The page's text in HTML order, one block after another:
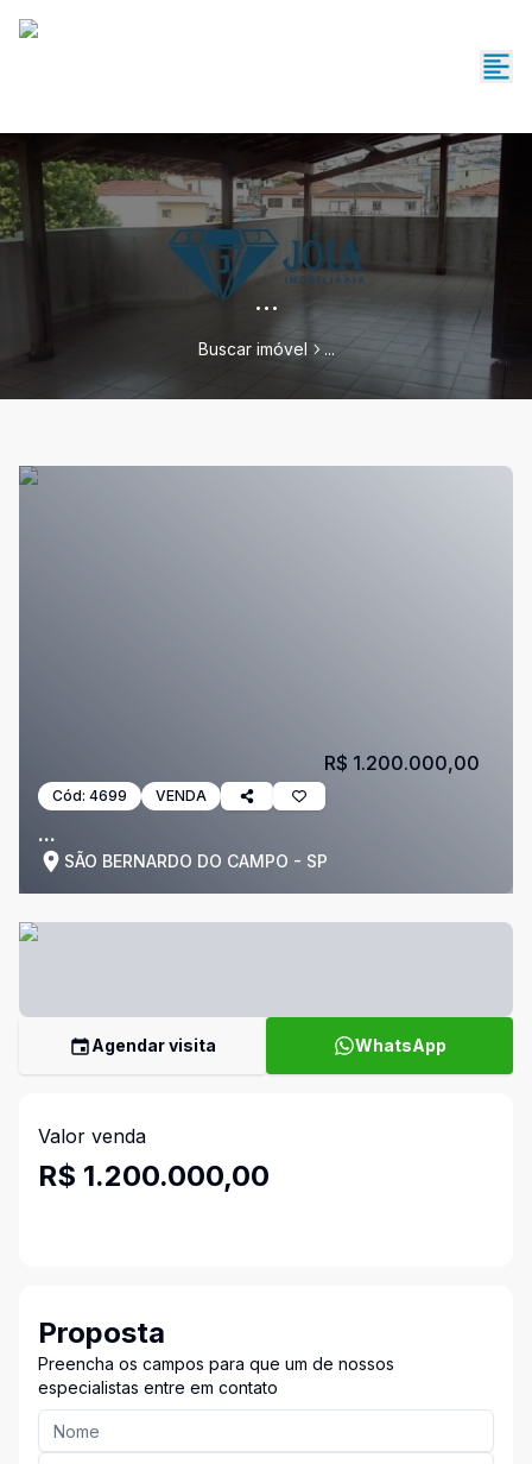
...
Buscar imóvel ...
Cód: 4699 VENDA
...
SÃO BERNARDO DO CAMPO - SP
R$ 1.200.000,00
Agendar visita WhatsApp
Valor venda
R$ 1.200.000,00
Proposta
Preencha os campos para que um de nossos
especialistas entre em contato